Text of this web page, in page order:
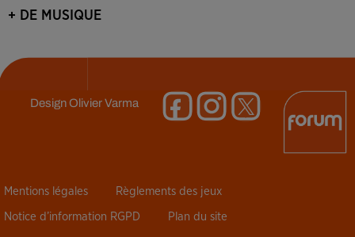
+ DE MUSIQUE
DesignOlivier Varma
Mentions légales Règlements des jeux
Notice d’information RGPD Plan du site